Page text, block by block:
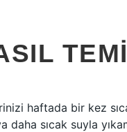
haftada bir kez
sıcak suyla